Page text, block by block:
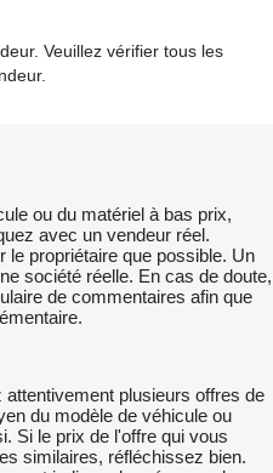
Veuillez vérifier tous les
ou du matériel à bas prix,
avec un vendeur réel.
le propriétaire que possible. Un
société réelle. En cas de doute,
de commentaires afin que
plusieurs offres de
du modèle de véhicule ou
Si le prix de l'offre qui vous
similaires, réfléchissez bien.